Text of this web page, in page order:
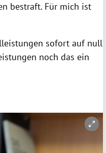
bestraft. Für mich ist
sofort auf null
noch das ein